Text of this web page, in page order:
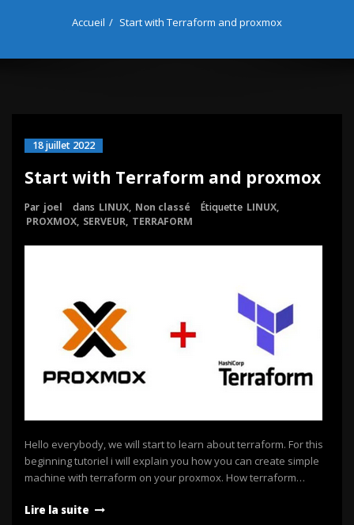
Accueil Start with Terraform and proxmox
18 juillet 2022
Start with Terraform and proxmox
Par joel dans LINUX, Non classé Étiquette LINUX,
PROXMOX, SERVEUR, TERRAFORM
Hello everybody, we will start to learn about terraform. For this
beginning tutoriel i will explain you how you can create simple
machine with terraform on your proxmox. How terraform…
Lire la suite